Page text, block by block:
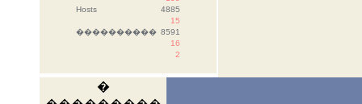
Hosts
4885
15
���������� 8591
16
2
�